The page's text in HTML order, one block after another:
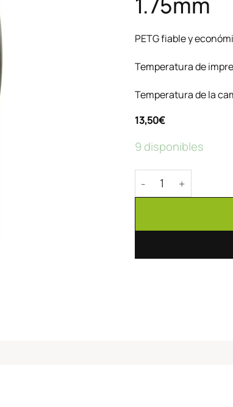
PETG fiable y
Temperatura de
Temperatura de la
13,50€
9 disponibles
PETG Lite The